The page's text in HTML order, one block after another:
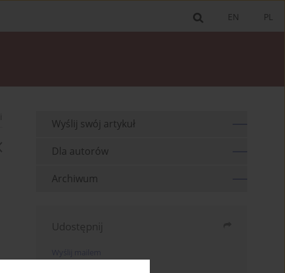
PL
EN
Wyślij swój artykuł
Dla autorów
Archiwum
Udostępnij